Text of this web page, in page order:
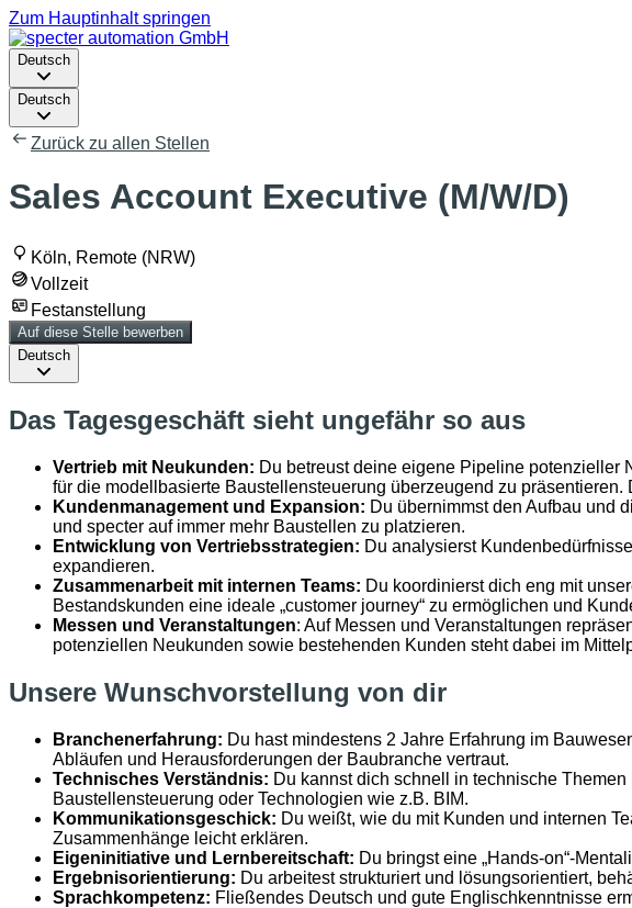
Zum Hauptinhalt springen
Deutsch
Deutsch
Zurück zu allen Stellen
Sales Account Executive (M/W/D)
Köln, Remote (NRW)
Vollzeit
Festanstellung
Auf diese Stelle bewerben
Deutsch
Das Tagesgeschäft sieht ungefähr so aus
Vertrieb mit Neukunden: Du betreust deine eigene Pipeline potenzieller
für die modellbasierte Baustellensteuerung überzeugend zu
Kundenmanagement und Expansion: Du übernimmst den Aufbau und
und specter auf immer mehr Baustellen zu platzieren.
Entwicklung von Vertriebsstrategien: Du analysierst
expandieren.
Zusammenarbeit mit internen Teams: Du koordinierst dich eng mit
Bestandskunden eine ideale „customer journey“ zu ermöglichen und
Messen und Veranstaltungen: Auf Messen und Veranstaltungen
potenziellen Neukunden sowie bestehenden Kunden steht dabei im
Unsere Wunschvorstellung von dir
Branchenerfahrung: Du hast mindestens 2 Jahre Erfahrung im
Abläufen und Herausforderungen der Baubranche vertraut.
Technisches Verständnis: Du kannst dich schnell in technische
Baustellensteuerung oder Technologien wie z.B. BIM.
Kommunikationsgeschick: Du weißt, wie du mit Kunden und internen
Zusammenhänge leicht erklären.
Eigeninitiative und Lernbereitschaft: Du bringst eine „Hands-on“-
Ergebnisorientierung: Du arbeitest strukturiert und lösungsorientiert,
Sprachkompetenz: Fließendes Deutsch und gute Englischkenntnisse